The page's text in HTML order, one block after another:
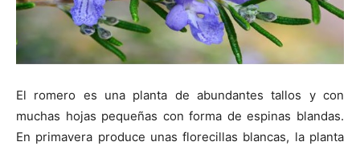
El romero es una planta de abundantes tallos y con
muchas hojas pequeñas con forma de espinas blandas.
En primavera produce unas florecillas blancas, la planta